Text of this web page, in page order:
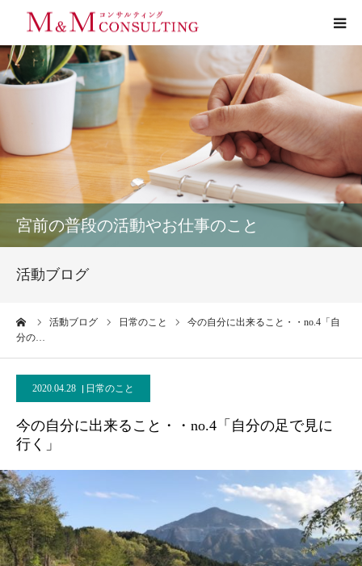
宮前の普段の活動やお仕事のこと
活動ブログ
活動ブログ 日常のこと
今の自分に出来ること・・no.4「自
分の…
2020.04.28 日常のこと
今の自分に出来ること・・no.4「自分の足で見に
行く」
プロフィール
サービス
お客様の声
実績